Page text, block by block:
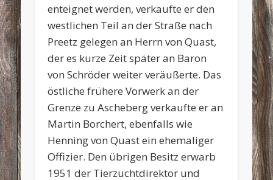
enteignet werden, verkaufte er den
westlichen Teil an der Straße nach
Preetz gelegen an Herrn von Quast,
der es kurze Zeit später an Baron
von Schröder weiter veräußerte. Das
östliche frühere Vorwerk an der
Grenze zu Ascheberg verkaufte er an
Martin Borchert, ebenfalls wie
Henning von Quast ein ehemaliger
Offizier. Den übrigen Besitz erwarb
1951 der Tierzuchtdirektor und